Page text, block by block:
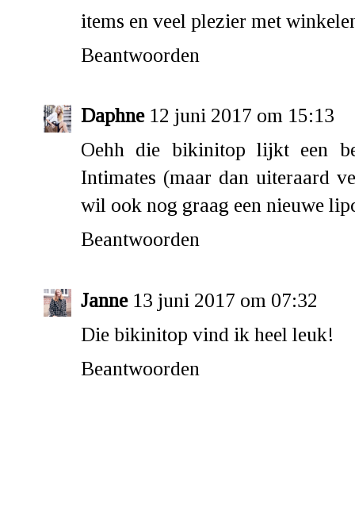
items en veel plezier met
Beantwoorden
Daphne 12 juni 2017 om 15:13
Oehh die bikinitop lijkt een
Intimates (maar dan uiteraard
wil ook nog graag een nieuwe
Beantwoorden
Janne 13 juni 2017 om 07:32
Die bikinitop vind ik heel leuk!
Beantwoorden